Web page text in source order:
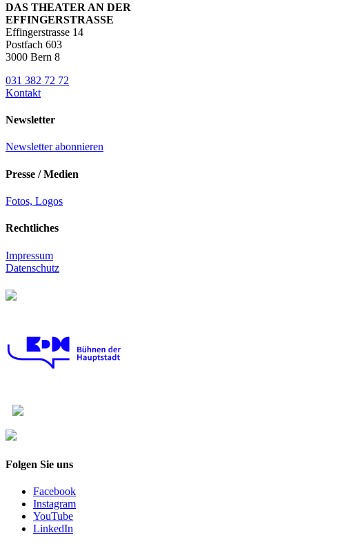
DAS THEATER AN DER
EFFINGERSTRASSE
Effingerstrasse 14
Postfach 603
3000 Bern 8
031 382 72 72
Kontakt
Newsletter
Newsletter abonnieren
Presse / Medien
Fotos, Logos
Rechtliches
Impressum
Datenschutz
Folgen Sie uns
Facebook
Instagram
YouTube
LinkedIn